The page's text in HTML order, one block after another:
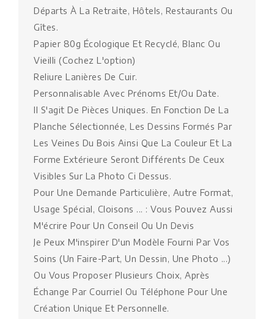
Départs À La Retraite, Hôtels, Restaurants Ou
Gîtes.
Papier 80g Écologique Et Recyclé, Blanc Ou
Vieilli (cochez L'option)
Reliure Lanières De Cuir.
Personnalisable Avec Prénoms Et/ou Date.
Il S'agit De Pièces Uniques. En Fonction De La
Planche Sélectionnée, Les Dessins Formés Par
Les Veines Du Bois Ainsi Que La Couleur Et La
Forme Extérieure Seront Différents De Ceux
Visibles Sur La Photo Ci Dessus.
Pour Une Demande Particulière, Autre Format,
Usage Spécial, Cloisons ... : Vous Pouvez Aussi
M'écrire Pour Un Conseil Ou Un Devis
Je Peux M'inspirer D'un Modèle Fourni Par Vos
Soins (Un Faire-Part, Un Dessin, Une Photo ...)
Ou Vous Proposer Plusieurs Choix, Après
Échange Par Courriel Ou Téléphone Pour Une
Création Unique Et Personnelle.